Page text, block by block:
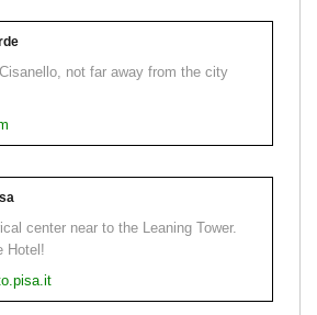
not far away from the city
center near to the Leaning Tower.
Hotel!